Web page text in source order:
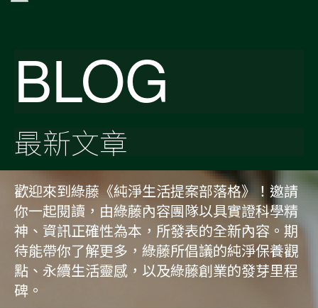
BLOG
最新文章
歡迎來到綠藤《純淨生活提案部落格》！邀請
你一起閱讀，由綠藤內容團隊以具實證科學精
神、資訊正確性為本，所發表的全新內容。期
待能帶你了解更多，綠藤所倡議的純淨保養觀
點、永續生活靈感，以及綠藤創業的發芽里程
碑。